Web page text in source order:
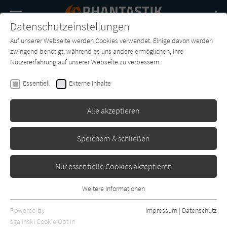
SUCHE
Buch-
Entdecker
Forum Charts
F. Paul Wilson
Der Spezialist
Erschienen: Januar 2000 0
Datenschutzeinstellungen
Auf unserer Webseite werden Cookies verwendet. Einige davon werden
zwingend benötigt, während es uns andere ermöglichen, Ihre
Nutzererfahrung auf unserer Webseite zu verbessern.
Essentiell Externe Inhalte
Alle akzeptieren
Speichern & schließen
Nur essentielle Cookies akzeptieren
Essentielle Cookies werden für grundlegende Funktionen der
Webseite benötigt. Dadurch ist gewährleistet, dass die Webseite
Weitere Informationen
Powered by
sgalinski Cookie Opt In
Impressum | Datenschutz